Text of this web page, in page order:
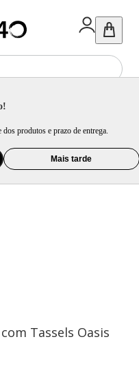
produtos e prazo de entrega.
Mais tarde
Tassels Oasis